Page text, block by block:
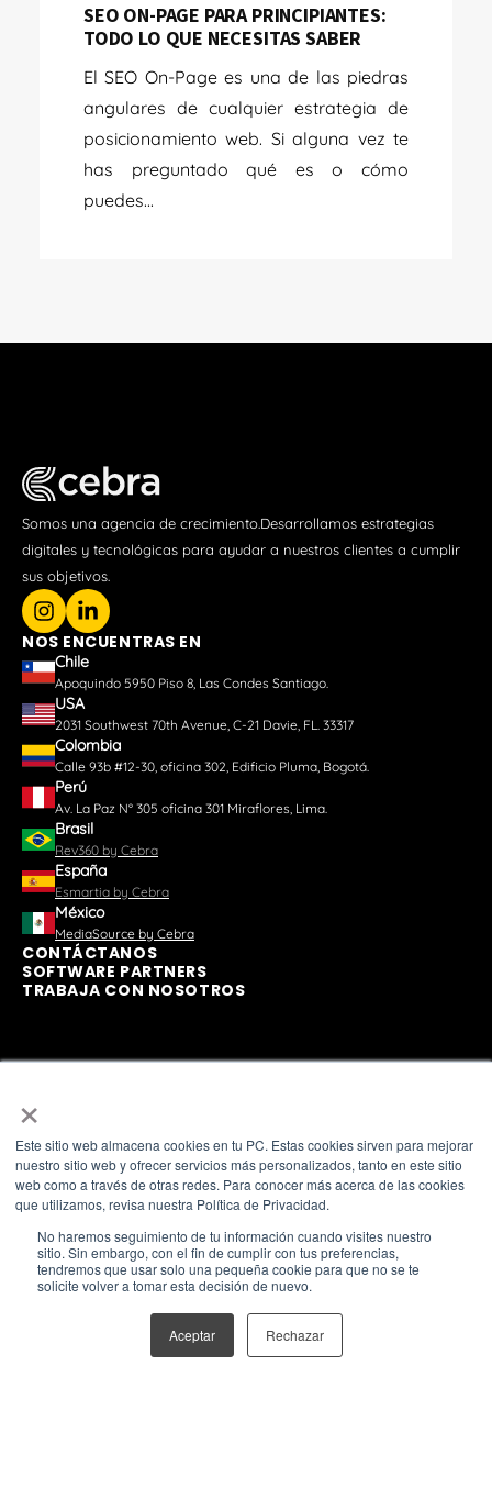
×
Este sitio web almacena cookies en tu PC. Estas cookies sirven para mejorar
nuestro sitio web y ofrecer servicios más personalizados, tanto en este sitio
web como a través de otras redes. Para conocer más acerca de las cookies
que utilizamos, revisa nuestra Política de Privacidad.
No haremos seguimiento de tu información cuando visites nuestro
sitio. Sin embargo, con el fin de cumplir con tus preferencias,
tendremos que usar solo una pequeña cookie para que no se te
solicite volver a tomar esta decisión de nuevo.
Aceptar Rechazar
SEO ON-PAGE PARA PRINCIPIANTES:
TODO LO QUE NECESITAS SABER
El SEO On-Page es una de las piedras
angulares de cualquier estrategia de
posicionamiento web. Si alguna vez te
has preguntado qué es o cómo
puedes...
Somos una agencia de crecimiento.Desarrollamos estrategias
digitales y tecnológicas para ayudar a nuestros clientes a cumplir
sus objetivos.
NOS ENCUENTRAS EN
Chile
Apoquindo 5950 Piso 8, Las Condes Santiago.
USA
2031 Southwest 70th Avenue, C-21 Davie, FL. 33317
Colombia
Calle 93b #12-30, oficina 302, Edificio Pluma, Bogotá.
Perú
Av. La Paz N° 305 oficina 301 Miraflores, Lima.
Brasil
Rev360 by Cebra
España
Esmartia by Cebra
México
MediaSource by Cebra
CONTÁCTANOS
SOFTWARE PARTNERS
TRABAJA CON NOSOTROS
ASOCIACIONES
CONTENT CREATION